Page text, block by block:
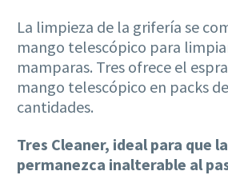
La limpieza de la grifería se
mango telescópico para
mamparas. Tres ofrece el
mango telescópico en packs
cantidades.
Tres Cleaner, ideal para que
permanezca inalterable al